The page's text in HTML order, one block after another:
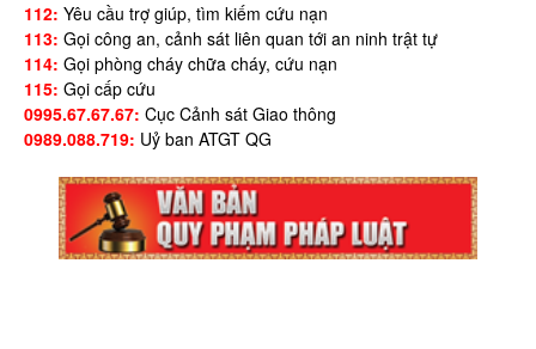
112: Yêu cầu trợ giúp, tìm kiếm cứu nạn
113: Gọi công an, cảnh sát liên quan tới an ninh trật tự
114: Gọi phòng cháy chữa cháy, cứu nạn
115: Gọi cấp cứu
0995.67.67.67: Cục Cảnh sát Giao thông
0989.088.719: Uỷ ban ATGT QG